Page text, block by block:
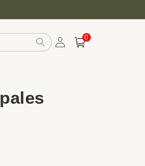
ConnexionPanier
0
0 article